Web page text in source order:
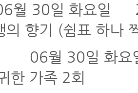
월 30일 화요일
의 향기 (쉼표 하나
06월 30일 화요
한 가족 2회